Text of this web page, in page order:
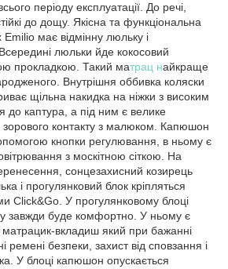
періоду експлуатації. До речі,
до дощу. Якісна та функціональна
має відмінну люльку і
люльки йде кокосовий
прокладкою. Такий матрац найкраще
Внутрішня оббивка коляски
щільна накидка на ніжки з високим
до каптура, а під ним є велике
зорового контакту з малюком. Капюшон
кнопки регулювання, в ньому є
з москітною сіткою. На
сонцезахисний козирець
і прогулянковий блок кріпляться
Click&Go. У прогулянковому блоці
завжди буде комфортно. У ньому є
вкладиш який при бажанні
ремені безпеки, захист від сповзання і
У блоці капюшон опускається